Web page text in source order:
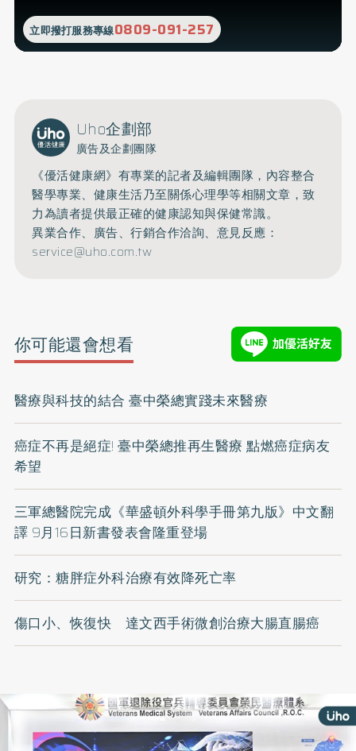
立即撥打服務專線0809-091-257
Uho企劃部
廣告及企劃團隊
《優活健康網》有專業的記者及編輯團隊，內容整合
醫學專業、健康生活乃至關係心理學等相關文章，致
力為讀者提供最正確的健康認知與保健常識。
異業合作、廣告、行銷合作洽詢、意見反應：
service@uho.com.tw
你可能還會想看
醫療與科技的結合 臺中榮總實踐未來醫療
癌症不再是絕症! 臺中榮總推再生醫療 點燃癌症病友
希望
三軍總醫院完成《華盛頓外科學手冊第九版》中文翻
譯 9月16日新書發表會隆重登場
研究：糖胖症外科治療有效降死亡率
傷口小、恢復快 達文西手術微創治療大腸直腸癌